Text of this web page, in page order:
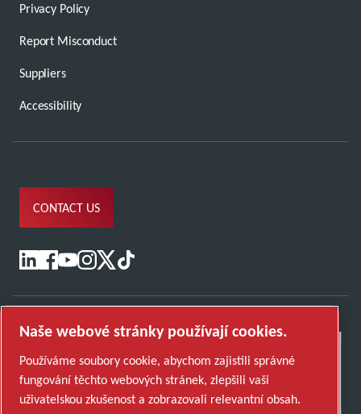
Privacy Policy
Report Misconduct
Suppliers
Accessibility
CONTACT US
Naše webové stránky používají cookies.
Používáme soubory cookie, abychom zajistili správné
fungování těchto webových stránek, zlepšili vaši
uživatelskou zkušenost a zobrazovali relevantní obsah.